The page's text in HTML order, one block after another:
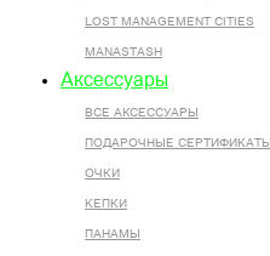
LOST MANAGEMENT CITIES
MANASTASH
Аксессуары
ВСЕ AКСЕССУАРЫ
ПОДАРОЧНЫЕ СЕРТИФИКАТЫ
ОЧКИ
КЕПКИ
ПАНАМЫ